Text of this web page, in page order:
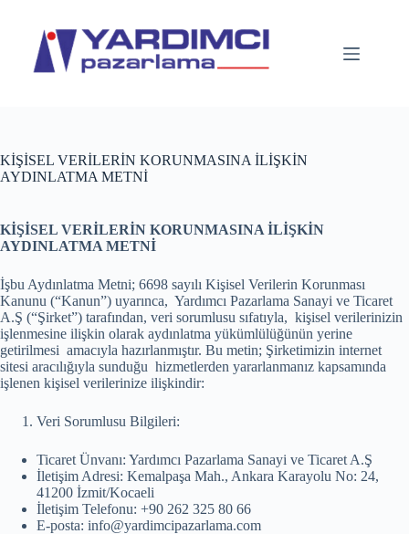
content
KİŞİSEL VERİLERİN KORUNMASINA İLİŞKİN
AYDINLATMA METNİ
KİŞİSEL VERİLERİN KORUNMASINA İLİŞKİN
AYDINLATMA METNİ
İşbu Aydınlatma Metni; 6698 sayılı Kişisel Verilerin Korunması
Kanunu (“Kanun”) uyarınca, Yardımcı Pazarlama Sanayi ve Ticaret
A.Ş (“Şirket”) tarafından, veri sorumlusu sıfatıyla, kişisel verilerinizin
işlenmesine ilişkin olarak aydınlatma yükümlülüğünün yerine
getirilmesi amacıyla hazırlanmıştır. Bu metin; Şirketimizin internet
sitesi aracılığıyla sunduğu hizmetlerden yararlanmanız kapsamında
işlenen kişisel verilerinize ilişkindir:
Veri Sorumlusu Bilgileri:
Ticaret Ünvanı: Yardımcı Pazarlama Sanayi ve Ticaret A.Ş
İletişim Adresi: Kemalpaşa Mah., Ankara Karayolu No: 24,
41200 İzmit/Kocaeli
İletişim Telefonu: +90 262 325 80 66
E-posta: info@yardimcipazarlama.com